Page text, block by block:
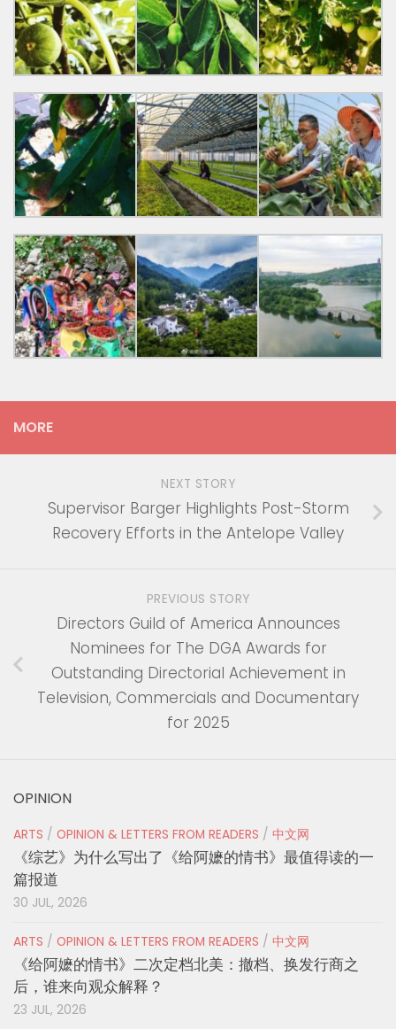
MORE
NEXT STORY
Supervisor Barger Highlights Post-Storm
Recovery Efforts in the Antelope Valley
PREVIOUS STORY
Directors Guild of America Announces
Nominees for The DGA Awards for
Outstanding Directorial Achievement in
Television, Commercials and Documentary
for 2025
OPINION
ARTS / OPINION & LETTERS FROM READERS / 中文网
《综艺》为什么写出了《给阿嬷的情书》最值得读的一
篇报道
30 JUL, 2026
ARTS / OPINION & LETTERS FROM READERS / 中文网
《给阿嬷的情书》二次定档北美：撤档、换发行商之
后，谁来向观众解释？
23 JUL, 2026